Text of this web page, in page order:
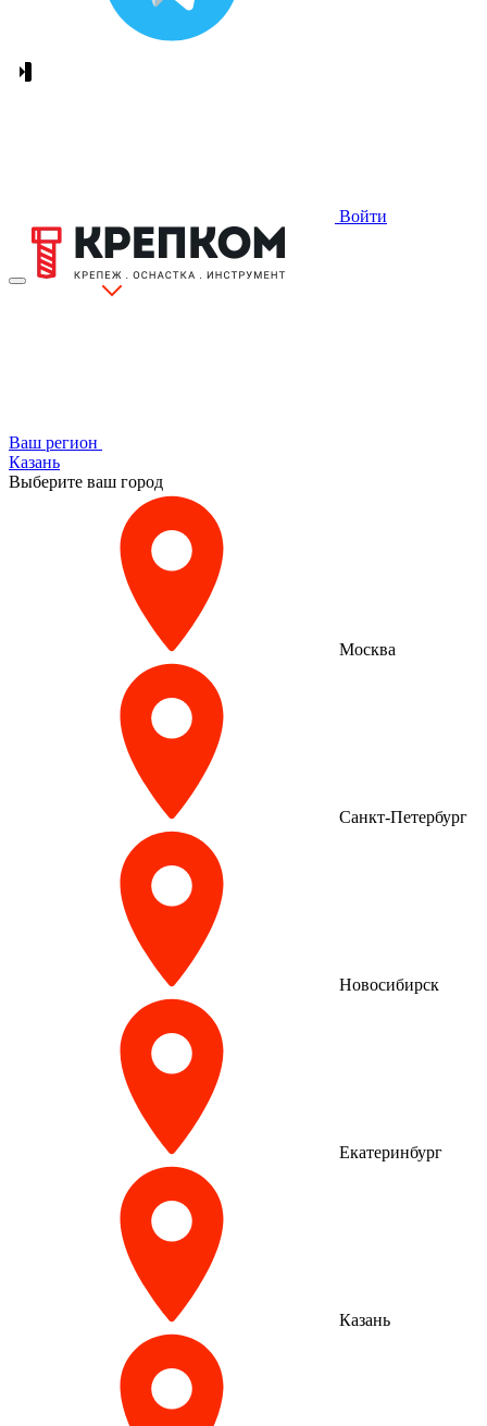
Войти
Ваш регион
Казань
Выберите ваш город
Москва
Санкт-Петербург
Новосибирск
Екатеринбург
Казань